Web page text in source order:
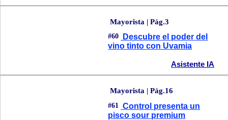
Mayorista | Pág.3
#60
Descubre el poder del
vino tinto con Uvamia
Asistente IA
Mayorista | Pág.16
#61
Control presenta un
pisco sour premium